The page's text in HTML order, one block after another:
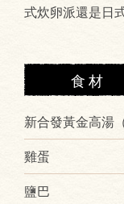
式炊卵派還是日
食材
新合發黃金高湯
雞蛋
鹽巴